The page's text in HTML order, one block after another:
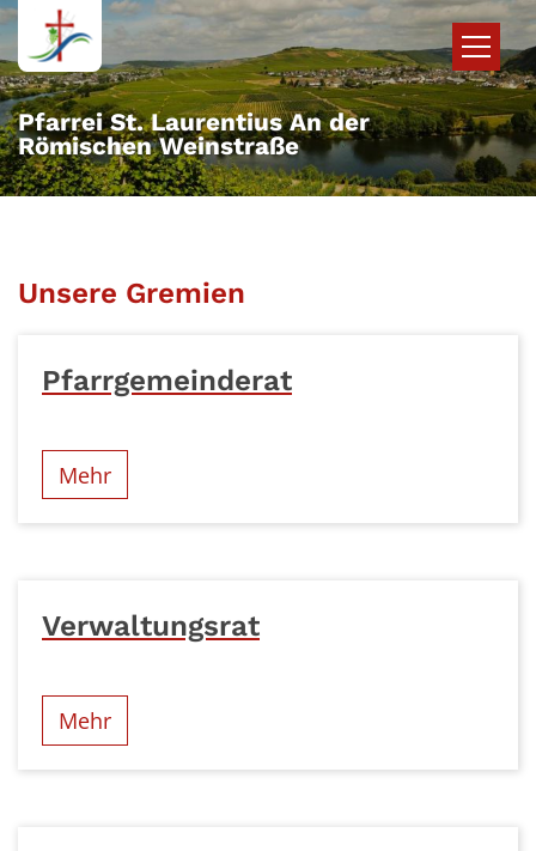
Zum Inhalt springen
Pfarrei St. Laurentius An der
Römischen Weinstraße
Unsere Gremien
Pfarrgemeinderat
Mehr
Verwaltungsrat
Mehr